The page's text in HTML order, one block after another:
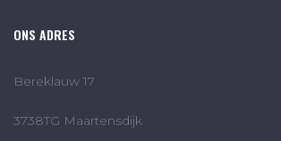
ONS ADRES
Bereklauw 17
3738TG Maartensdijk